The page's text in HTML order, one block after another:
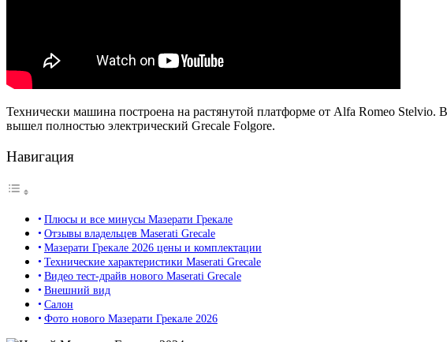
Технически машина построена на растянутой платформе от Alfa Romeo Stelvio.
вышел полностью электрический Grecale Folgore.
Навигация
Плюсы и все минусы Мазерати Грекале
Отзывы владельцев Maserati Grecale
Мазерати Грекале 2026 цены и комплектации
Технические характеристики Maserati Grecale
Видео тест-драйв нового Maserati Grecale
Внешний вид
Салон
Фото нового Мазерати Грекале 2026